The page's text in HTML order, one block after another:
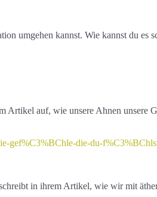
umgehen kannst. Wie kannst du
Artikel auf, wie unsere Ahnen unsere
gef%C3%BChle-die-du-
in ihrem Artikel, wie wir mit